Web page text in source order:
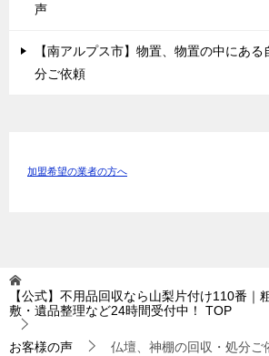
声
【南アルプス市】物置、物置の中にあ
分ご依頼
加盟希望の業者の方へ
【公式】不用品回収なら山梨片付け110番｜
敷・遺品整理など24時間受付中！
TOP
お客様の声 仏壇、神棚の回収・処分